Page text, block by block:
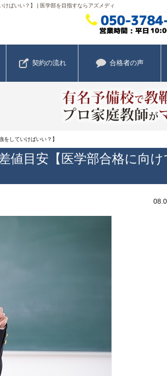
ばいい？】 | 医学部を目指すならアズメディ
契約の流れ 合格者の声
していけばいい？】
値目安【医学部合格に向け